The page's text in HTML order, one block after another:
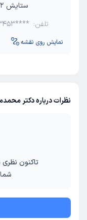
ستایش 2، طبقه 5
تلفن:
نمایش روی نقشه
نظرات درباره دکتر
تاکنون